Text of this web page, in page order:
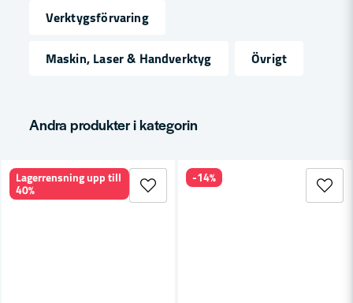
Namn
Ja, ni får publicera min fråga
Verktygsförvaring
Maskin, Laser & Handverktyg
Övrigt
Andra produkter i kategorin
Lagerrensning upp till
40%
-14%